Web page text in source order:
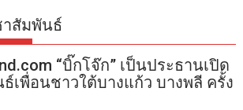
สัมพันธ์
“บิ๊กโจ๊ก” เป็นประธานเปิด
เพื่อนชาวใต้บางแก้ว บางพลี ครั้ง